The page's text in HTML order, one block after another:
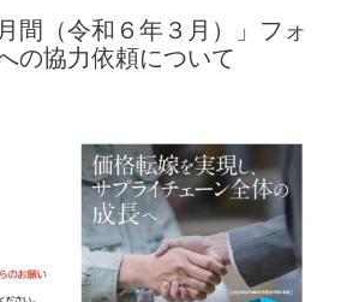
間（令和６年３月）」フォ
の協力依頼について